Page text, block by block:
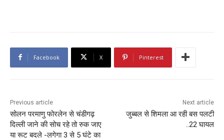
Facebook X Pinterest
Previous article
सोलन परमाणु फोरलेन से चंडीगढ़
दिल्ली जाने की सोच रहे तो रुक जाए
या रूट बदले -लगेगा 3 से 5 घंटे का
Next article
जुब्बल से शिमला आ रही बस पलटी
..22 घायल